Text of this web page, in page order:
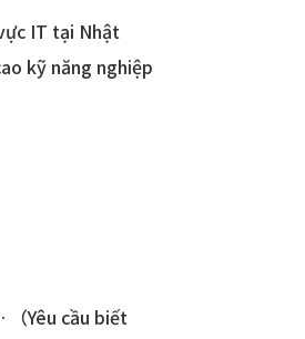
IT tại Nhật
kỹ năng nghiệp
Yêu cầu biết